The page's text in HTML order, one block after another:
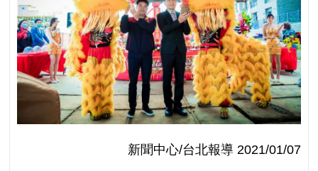
新聞中心/台北報導 2021/01/07